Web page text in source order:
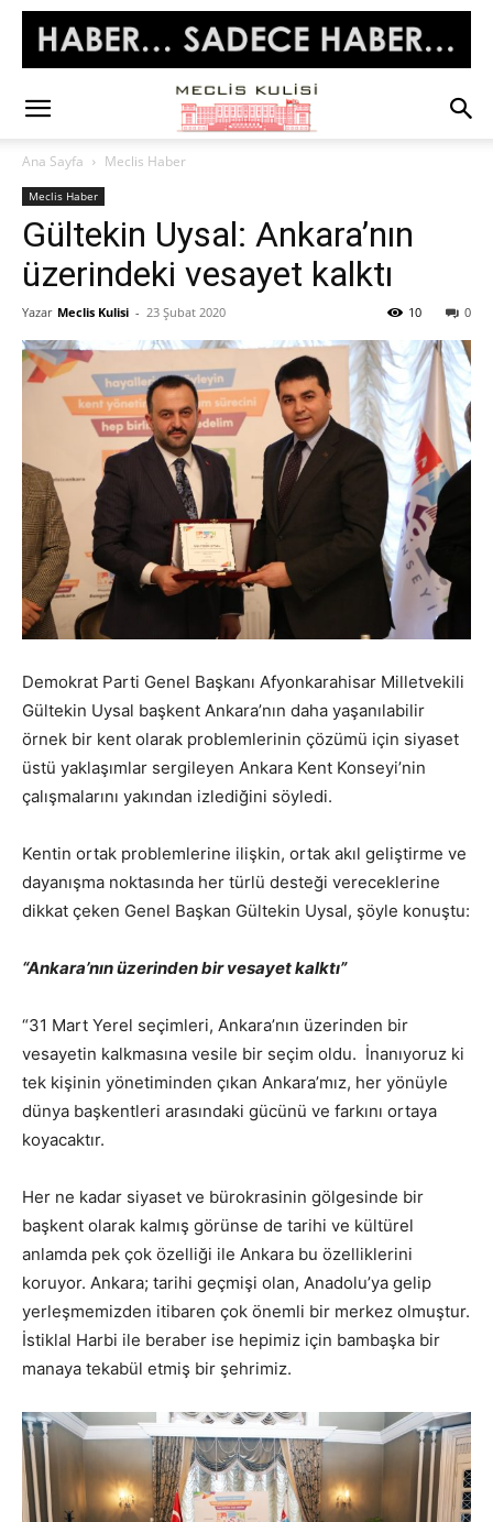
Ana Sayfa Meclis Haber
Meclis Haber
Gültekin Uysal: Ankara’nın
üzerindeki vesayet kalktı
Yazar Meclis Kulisi - 23 Şubat 2020 0
10
Demokrat Parti Genel Başkanı Afyonkarahisar Milletvekili
Gültekin Uysal başkent Ankara’nın daha yaşanılabilir
örnek bir kent olarak problemlerinin çözümü için siyaset
üstü yaklaşımlar sergileyen Ankara Kent Konseyi’nin
çalışmalarını yakından izlediğini söyledi.
Kentin ortak problemlerine ilişkin, ortak akıl geliştirme ve
dayanışma noktasında her türlü desteği vereceklerine
dikkat çeken Genel Başkan Gültekin Uysal, şöyle konuştu:
“Ankara’nın üzerinden bir vesayet kalktı”
“31 Mart Yerel seçimleri, Ankara’nın üzerinden bir
vesayetin kalkmasına vesile bir seçim oldu. İnanıyoruz ki
tek kişinin yönetiminden çıkan Ankara’mız, her yönüyle
dünya başkentleri arasındaki gücünü ve farkını ortaya
koyacaktır.
Her ne kadar siyaset ve bürokrasinin gölgesinde bir
başkent olarak kalmış görünse de tarihi ve kültürel
anlamda pek çok özelliği ile Ankara bu özelliklerini
koruyor. Ankara; tarihi geçmişi olan, Anadolu’ya gelip
yerleşmemizden itibaren çok önemli bir merkez olmuştur.
İstiklal Harbi ile beraber ise hepimiz için bambaşka bir
manaya tekabül etmiş bir şehrimiz.